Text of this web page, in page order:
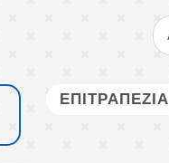
ΕΠΙΤΡΑΠΕΖΙΑ